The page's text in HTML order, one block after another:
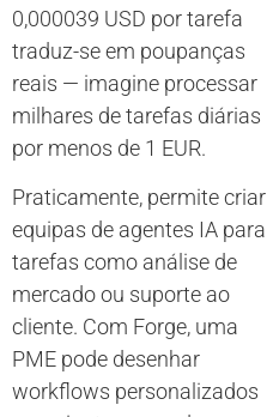
0,000039 USD por tarefa
traduz-se em poupanças
reais — imagine processar
milhares de tarefas diárias
por menos de 1 EUR.
Praticamente, permite criar
equipas de agentes IA para
tarefas como análise de
mercado ou suporte ao
cliente. Com Forge, uma
PME pode desenhar
workflows personalizados